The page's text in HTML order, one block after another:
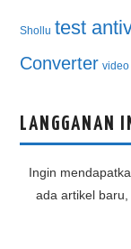
Shollu test
Converter video
LANGGANAN
Ingin
ada artikel